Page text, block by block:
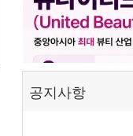
공지사항